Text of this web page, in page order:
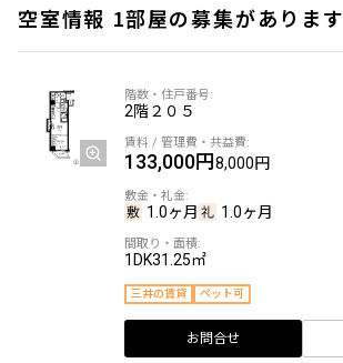
空室情報 1部屋の募集があります
2階２０５
133,000円8,000円
1.0ヶ月 1.0ヶ月
1DK31.25㎡
三井の賃貸 ペット可
お問合せ